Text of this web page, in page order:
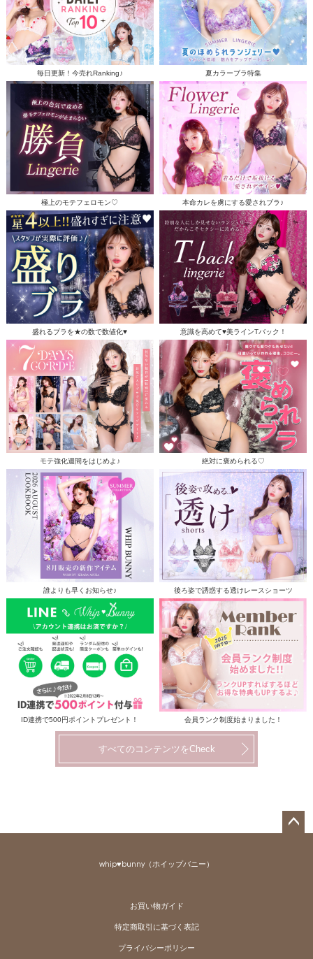
毎日更新！今売れRanking♪ 夏カラーブラ特集
極上のモテフェロモン♡ 本命カレを虜にする愛されブラ♪
盛れるブラを★の数で数値化♥ 意識を高めて♥美ラインTバック！
モテ強化週間をはじめよ♪ 絶対に褒められる♡
誰よりも早くお知らせ♪ 後ろ姿で誘惑する透けレースショーツ
ID連携で500円ポイントプレゼント！ 会員ランク制度始まりました！
すべてのコンテンツをCheck
whip♥bunny（ホイップバニー）
お買い物ガイド
特定商取引に基づく表記
プライバシーポリシー